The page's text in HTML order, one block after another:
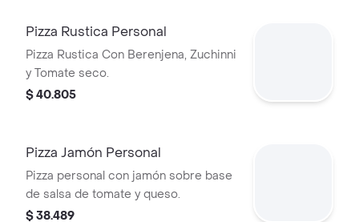
Pizza Rustica Personal
Pizza Rustica Con Berenjena, Zuchinni
y Tomate seco.
$ 40.805
Pizza Jamón Personal
Pizza personal con jamón sobre base
de salsa de tomate y queso.
$ 38.489